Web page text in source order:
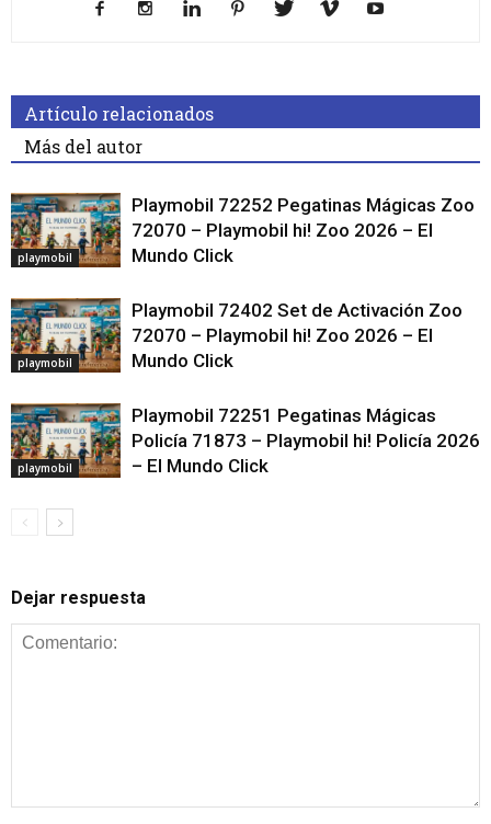
Artículo relacionados
Más del autor
playmobil
Playmobil 72252 Pegatinas Mágicas Zoo
72070 – Playmobil hi! Zoo 2026 – El
Mundo Click
playmobil
Playmobil 72402 Set de Activación Zoo
72070 – Playmobil hi! Zoo 2026 – El
Mundo Click
playmobil
Playmobil 72251 Pegatinas Mágicas
Policía 71873 – Playmobil hi! Policía 2026
– El Mundo Click
Dejar respuesta